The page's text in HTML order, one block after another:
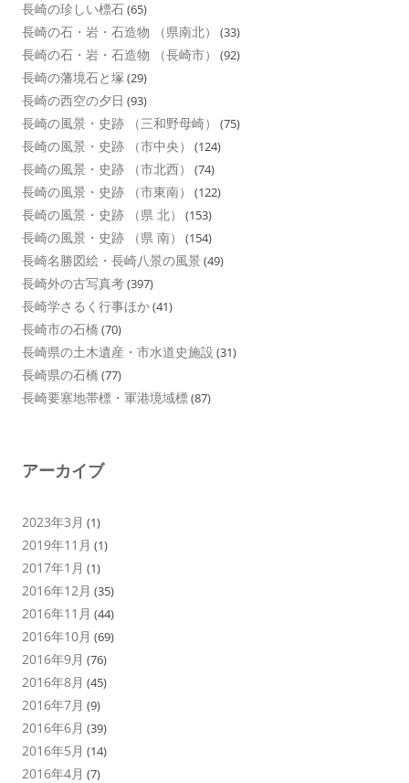
長崎の珍しい標石(65)
長崎の石・岩・石造物 （県南北） (33)
長崎の石・岩・石造物 （長崎市） (92)
長崎の藩境石と塚 (29)
長崎の西空の夕日 (93)
長崎の風景・史跡 （三和野母崎） (75)
長崎の風景・史跡 （市中央） (124)
長崎の風景・史跡 （市北西） (74)
長崎の風景・史跡 （市東南） (122)
長崎の風景・史跡 （県 北） (153)
長崎の風景・史跡 （県 南） (154)
長崎名勝図絵・長崎八景の風景 (49)
長崎外の古写真考(397)
長崎学さるく行事ほか(41)
長崎市の石橋 (70)
長崎県の土木遺産・市水道史施設 (31)
長崎県の石橋 (77)
長崎要塞地帯標・軍港境域標(87)
アーカイブ
2023年3月 (1)
2019年11月 (1)
2017年1月 (1)
2016年12月 (35)
2016年11月 (44)
2016年10月 (69)
2016年9月 (76)
2016年8月 (45)
2016年7月 (9)
2016年6月 (39)
2016年5月 (14)
2016年4月 (7)